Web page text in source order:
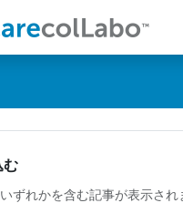
む
ずれかを含む記事が表示され